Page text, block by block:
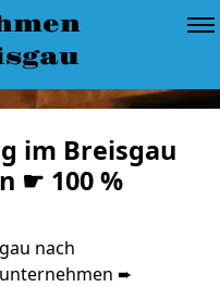
im Breisgau
☛ 100 %
nach
➨